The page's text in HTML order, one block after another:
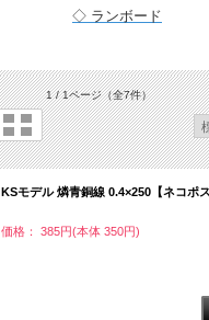
◇ ランボード
1 / 1ページ（全7件）
KSモデル 燐青銅線 0.4×250【ネコポ
価格： 385円(本体 350円)